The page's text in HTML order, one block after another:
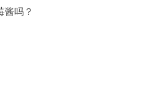
酱吗？